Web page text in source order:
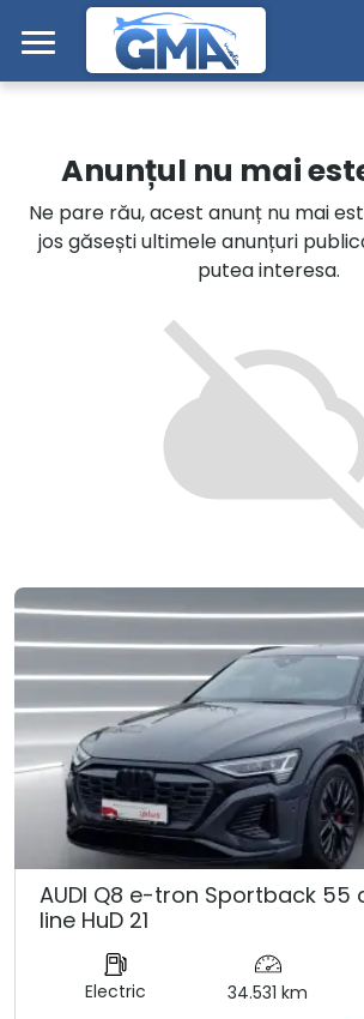
Mergi direct la conținutul principal
Autoturisme
Motociclete
Autoutilitare
Alte tipuri vehicule
Anunțul nu mai
Ne pare rău, acest anunț nu mai
jos găsești ultimele anunțuri
putea interesa.
AUDI Q8 e-tron Sportback 55
line HuD 21
Electric 34.531 km